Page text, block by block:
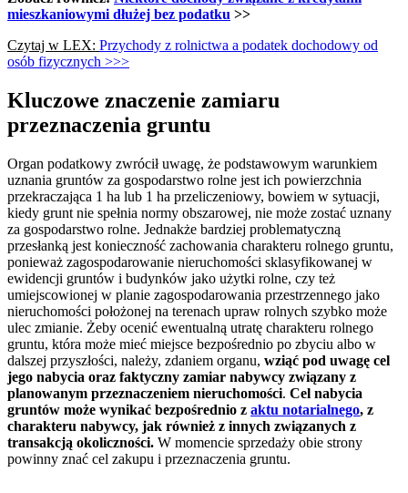
mieszkaniowymi dłużej bez podatku >>
Czytaj w LEX: Przychody z rolnictwa a podatek dochodowy od
osób fizycznych >>>
Kluczowe znaczenie zamiaru
przeznaczenia gruntu
Organ podatkowy zwrócił uwagę, że podstawowym warunkiem
uznania gruntów za gospodarstwo rolne jest ich powierzchnia
przekraczająca 1 ha lub 1 ha przeliczeniowy, bowiem w sytuacji,
kiedy grunt nie spełnia normy obszarowej, nie może zostać uznany
za gospodarstwo rolne. Jednakże bardziej problematyczną
przesłanką jest konieczność zachowania charakteru rolnego gruntu,
ponieważ zagospodarowanie nieruchomości sklasyfikowanej w
ewidencji gruntów i budynków jako użytki rolne, czy też
umiejscowionej w planie zagospodarowania przestrzennego jako
nieruchomości położonej na terenach upraw rolnych szybko może
ulec zmianie. Żeby ocenić ewentualną utratę charakteru rolnego
gruntu, która może mieć miejsce bezpośrednio po zbyciu albo w
dalszej przyszłości, należy, zdaniem organu, wziąć pod uwagę cel
jego nabycia oraz faktyczny zamiar nabywcy związany z
planowanym przeznaczeniem nieruchomości. Cel nabycia
gruntów może wynikać bezpośrednio z aktu notarialnego, z
charakteru nabywcy, jak również z innych związanych z
transakcją okoliczności. W momencie sprzedaży obie strony
powinny znać cel zakupu i przeznaczenia gruntu.